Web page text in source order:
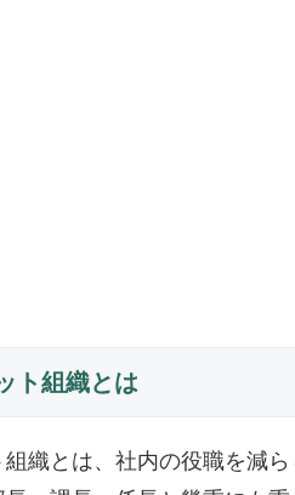
ト組織とは
組織とは、社内の役職を減